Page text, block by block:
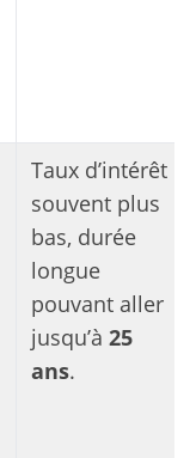
Taux d’intérêt
souvent plus
bas, durée
longue
pouvant aller
jusqu’à 25
ans.